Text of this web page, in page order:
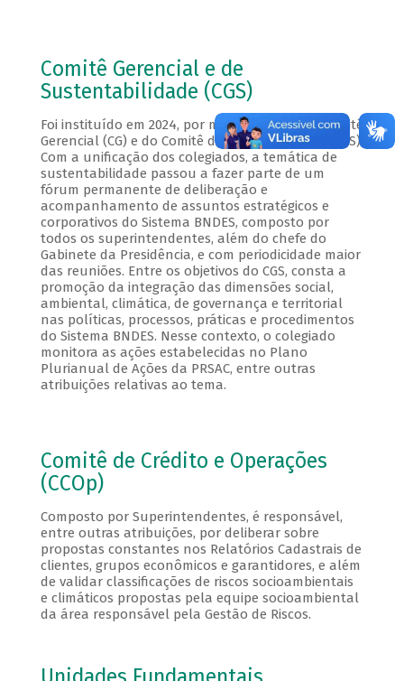
Comitê Gerencial e de
Sustentabilidade (CGS)
Foi instituído em 2024, por meio da fusão do Comitê
Gerencial (CG) e do Comitê de Sustentabilidade (CS).
Com a unificação dos colegiados, a temática de
sustentabilidade passou a fazer parte de um
fórum permanente de deliberação e
acompanhamento de assuntos estratégicos e
corporativos do Sistema BNDES, composto por
todos os superintendentes, além do chefe do
Gabinete da Presidência, e com periodicidade maior
das reuniões. Entre os objetivos do CGS, consta a
promoção da integração das dimensões social,
ambiental, climática, de governança e territorial
nas políticas, processos, práticas e procedimentos
do Sistema BNDES. Nesse contexto, o colegiado
monitora as ações estabelecidas no Plano
Plurianual de Ações da PRSAC, entre outras
atribuições relativas ao tema.
Comitê de Crédito e Operações
(CCOp)
Composto por Superintendentes, é responsável,
entre outras atribuições, por deliberar sobre
propostas constantes nos Relatórios Cadastrais de
clientes, grupos econômicos e garantidores, e além
de validar classificações de riscos socioambientais
e climáticos propostas pela equipe socioambiental
da área responsável pela Gestão de Riscos.